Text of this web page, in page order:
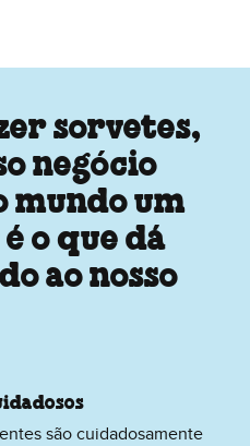
sorvetes,
negócio
mundo um
o que dá
ao nosso
são cuidadosamente